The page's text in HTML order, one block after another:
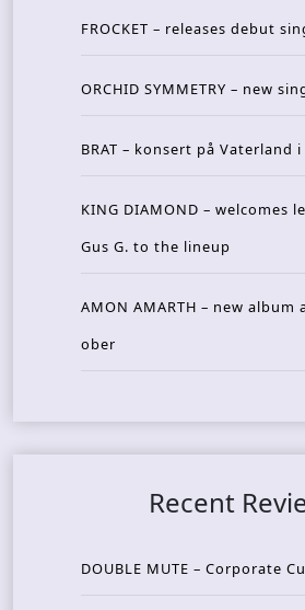
FROCKET – releases debut
ORCHID SYMMETRY – new
BRAT – konsert på Vaterland
KING DIAMOND – welcomes
Gus G. to the lineup
AMON AMARTH – new
ober
Recent
DOUBLE MUTE – Corporate